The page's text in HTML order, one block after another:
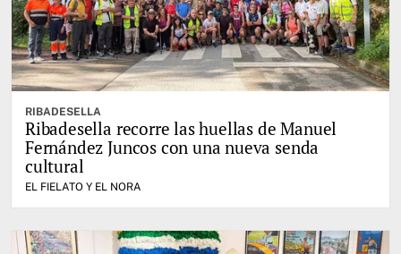
RIBADESELLA
Ribadesella recorre las huellas de Manuel
Fernández Juncos con una nueva senda
cultural
EL FIELATO Y EL NORA